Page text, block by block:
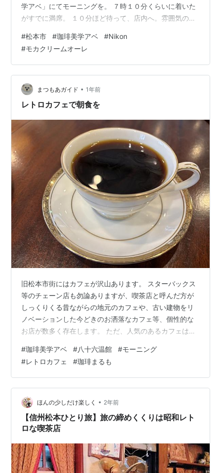
学アベ」にてモーニングを。 ７時１０分くらいに着いた
がすでに満席。 １０分ほど待って、店内へ。雰囲気の良
撃だった。 人気メニューの「モカクリームオーレ」。 珈
琲とミルクを交互に入れていく際のパフォーマンスが面
白い。 興味ある方はYouTubeなどで検索を。 すぐ近くの
楽器屋さんのショーウィンドウにあった猫のトートバッ
グが可愛かったので。
#松本市 #珈琲美学アベ #Nikon
#モカクリームオーレ
まつもあガイド • 1年前
レトロカフェで朝食を
旧松本市街にはカフェが沢山あります。 スターバックス
等のチェーン店も勿論ありますが、喫茶店と呼んだ方が
しっくりくる昔ながらの地元のカフェや、古い建物をリ
ノベーションした今どきのお洒落なカフェ等、個性的な
お店が数多く存在します。 ただ、人気のあるカフェは、
は早起きをして、朝早くから開店しているレトロカフェ
でモーニング（朝食）をしませんか。
#珈琲美学アベ #八十六温館 #モーニング
#レトロカフェ #珈琲まるも
ほんの少しだけ楽しく • 2年前
【信州松本ひとり旅】旅の締めくくりは昭和レト
ロな喫茶店